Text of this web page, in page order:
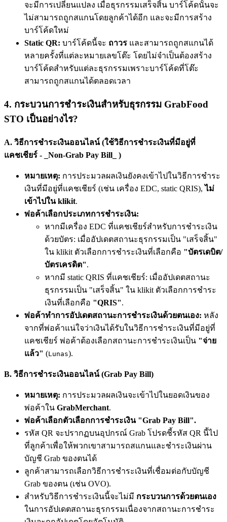
จะมีการเปลี่ยนแปลง เมื่อธุรกรรมเสร็จสิ้น บาร์โค้ดนั้นจะ
ไม่สามารถถูกสแกนโดยลูกค้าได้อีก และจะมีการสร้าง
บาร์โค้ดใหม่
Static QR: บาร์โค้ดนี้จะ ถาวร และสามารถถูกสแกนได้
หลายครั้งที่แต่ละหมายเลขโต๊ะ โดยไม่จำเป็นต้องสร้าง
บาร์โค้ดสำหรับแต่ละธุรกรรมเพราะบาร์โค้ดที่โต๊ะ
สามารถถูกสแกนได้ตลอดเวลา
4. กระบวนการชำระเงินสำหรับธุรกรรม GrabFood
STO เป็นอย่างไร?
A. วิธีการชำระเงินออนไลน์ (ใช้วิธีการชำระเงินที่มีอยู่ที่
แคชเชียร์ - _Non-Grab Pay Bill_ )
หมายเหตุ: การประมวลผลเงินยังคงเข้าไปในวิธีการชำระ
เงินที่มีอยู่ที่แคชเชียร์ (เช่น เครื่อง EDC, static QRIS),ไม่
เข้าไปใน klikit.
พ่อค้าเลือกประเภทการชำระเงิน:
หากมีเครื่อง EDC ที่แคชเชียร์สำหรับการชำระเงิน
ด้วยบัตร: เมื่ออัปเดตสถานะธุรกรรมเป็น "เสร็จสิ้น"
ใน klikit ตัวเลือกการชำระเงินที่เลือกคือ "บัตรเดบิต/
บัตรเครดิต".
หากมี static QRIS ที่แคชเชียร์: เมื่ออัปเดตสถานะ
ธุรกรรมเป็น "เสร็จสิ้น" ใน klikit ตัวเลือกการชำระ
เงินที่เลือกคือ "QRIS".
พ่อค้าทำการอัปเดตสถานะการชำระเงินด้วยตนเอง: หลัง
จากที่พ่อค้าแน่ใจว่าเงินได้รับในวิธีการชำระเงินที่มีอยู่ที่
แคชเชียร์ พ่อค้าต้องเลือกสถานะการชำระเงินเป็น "จ่าย
แล้ว" (Lunas).
B. วิธีการชำระเงินออนไลน์ (Grab Pay Bill)
หมายเหตุ: การประมวลผลเงินจะเข้าไปในยอดเงินของ
พ่อค้าใน GrabMerchant.
พ่อค้าเลือกตัวเลือกการชำระเงิน "Grab Pay Bill".
รหัส QR จะปรากฏบนอุปกรณ์ Grab โปรดชี้รหัส QR นี้ไป
ที่ลูกค้าเพื่อให้พวกเขาสามารถสแกนและชำระเงินผ่าน
บัญชี Grab ของตนได้
ลูกค้าสามารถเลือกวิธีการชำระเงินที่เชื่อมต่อกับบัญชี
Grab ของตน (เช่น OVO).
สำหรับวิธีการชำระเงินนี้จะไม่มี กระบวนการด้วยตนเอง
ในการอัปเดตสถานะธุรกรรมเนื่องจากสถานะการชำระ